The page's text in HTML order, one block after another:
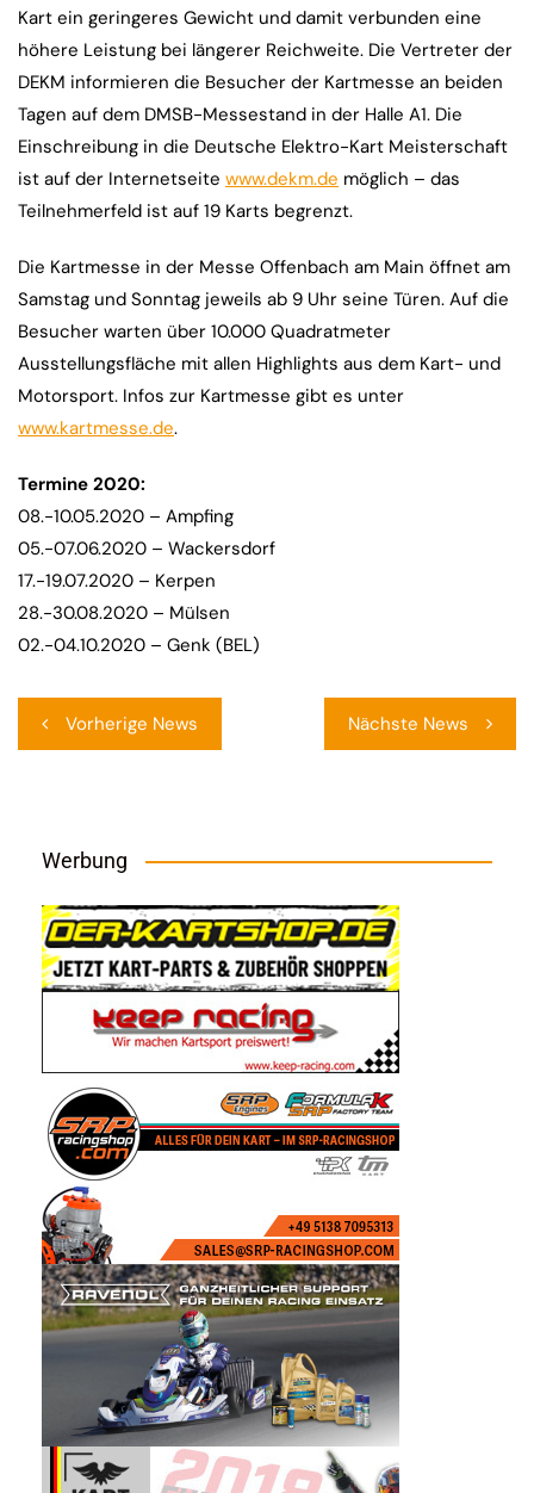
Kart ein geringeres Gewicht und damit verbunden eine
höhere Leistung bei längerer Reichweite. Die Vertreter der
DEKM informieren die Besucher der Kartmesse an beiden
Tagen auf dem DMSB-Messestand in der Halle A1. Die
Einschreibung in die Deutsche Elektro-Kart Meisterschaft
ist auf der Internetseite www.dekm.de möglich – das
Teilnehmerfeld ist auf 19 Karts begrenzt.
Die Kartmesse in der Messe Offenbach am Main öffnet am
Samstag und Sonntag jeweils ab 9 Uhr seine Türen. Auf die
Besucher warten über 10.000 Quadratmeter
Ausstellungsfläche mit allen Highlights aus dem Kart- und
Motorsport. Infos zur Kartmesse gibt es unter
www.kartmesse.de.
Termine 2020:
08.-10.05.2020 – Ampfing
05.-07.06.2020 – Wackersdorf
17.-19.07.2020 – Kerpen
28.-30.08.2020 – Mülsen
02.-04.10.2020 – Genk (BEL)
Vorherige News Nächste News
Werbung